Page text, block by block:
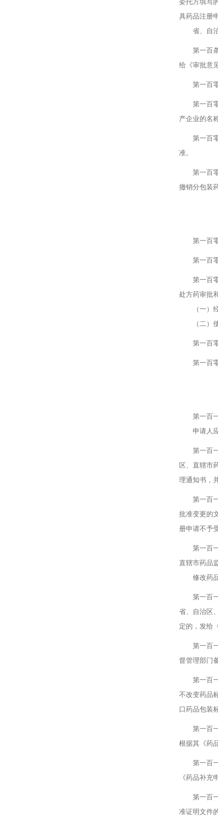
委托方填写
具药品注册
省、自治
第一百条
给《审批意
第一百零
第一百零
产企业的名
第一百零
准。
第一百零
撤销分包装
第一百零
第一百零
第一百零
处方药审批
（一）经
（二）使
第一百零
第一百零
第一百一
申请人应
第一百一
区、直辖市
理通知书，
第一百一
批准变更的
册申请不予
第一百一
直辖市药品
修改药品
第一百一
省、自治区
定的，发给
第一百一
督管理部门
第一百一
不改变药品
口药品包装
第一百一
根据其《药
第一百一
《药品补
第一百一
准证明文件